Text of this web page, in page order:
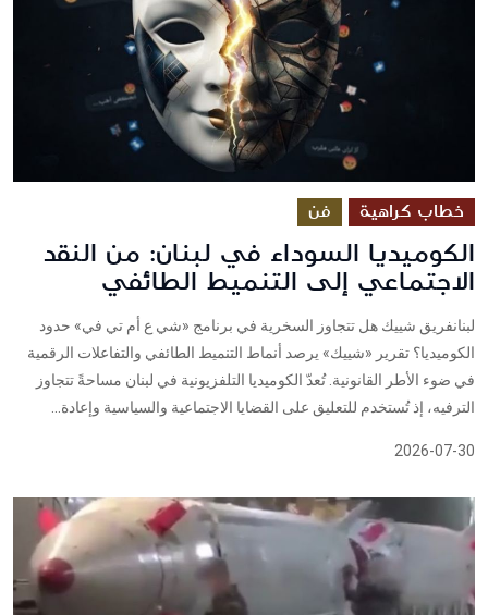
خطاب كراهية فن
الكوميديا السوداء في لبنان: من النقد
الاجتماعي إلى التنميط الطائفي
لبنانفريق شييك هل تتجاوز السخرية في برنامج «شي ع أم تي في» حدود
الكوميديا؟ تقرير «شييك» يرصد أنماط التنميط الطائفي والتفاعلات الرقمية
في ضوء الأطر القانونية. تُعدّ الكوميديا التلفزيونية في لبنان مساحةً تتجاوز
الترفيه، إذ تُستخدم للتعليق على القضايا الاجتماعية والسياسية وإعادة...
2026-07-30